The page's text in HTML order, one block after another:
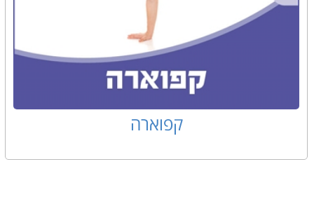
קפוארה